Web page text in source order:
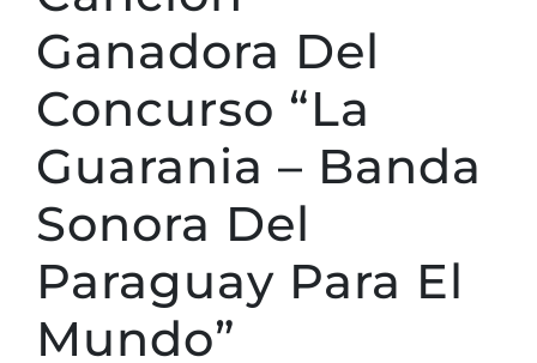
Ganadora Del
Concurso “La
Guarania – Banda
Sonora Del
Paraguay Para El
Mundo”